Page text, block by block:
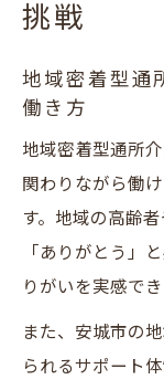
長体験
介護サービ
安城市
する意
介護員
とは
りがい
介護サ
挑戦
地域密着型通
働き方
地域密着型通所
関わりながら働
す。地域の高齢
「ありがとう」
りがいを実感で
また、安城市の
られるサポート